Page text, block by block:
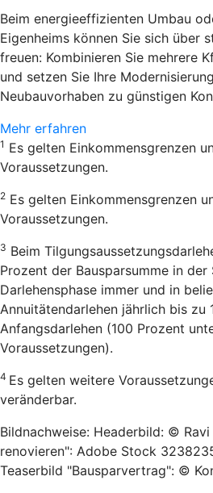
Beim energieeffizienten Umbau
Eigenheims können Sie sich über
freuen: Kombinieren Sie mehrere
und setzen Sie Ihre
Neubauvorhaben zu günstigen
Mehr erfahren
1 Es gelten Einkommensgrenzen
Voraussetzungen.
2 Es gelten Einkommensgrenzen
Voraussetzungen.
3 Beim
Prozent der Bausparsumme in der
Darlehensphase immer und in
Annuitätendarlehen jährlich bis zu
Anfangsdarlehen (100 Prozent
Voraussetzungen).
4 Es gelten weitere
veränderbar.
Bildnachweise: Headerbild: ©
renovieren": Adobe Stock
Teaserbild "Bausparvertrag": ©